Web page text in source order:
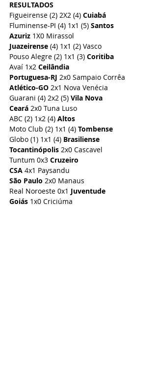
RESULTADOS
Figueirense (2) 2X2 (4) Cuiabá
Fluminense-PI (4) 1x1 (5) Santos
Azuriz 1X0 Mirassol
Juazeirense (4) 1x1 (2) Vasco
Pouso Alegre (2) 1x1 (3) Coritiba
Avaí 1x2 Ceilândia
Portuguesa-RJ 2x0 Sampaio Corrêa
Atlético-GO 2x1 Nova Venécia
Guarani (4) 2x2 (5) Vila Nova
Ceará 2x0 Tuna Luso
ABC (2) 1x2 (4) Altos
Moto Club (2) 1x1 (4) Tombense
Globo (1) 1x1 (4) Brasiliense
Tocantinópolis 2x0 Cascavel
Tuntum 0x3 Cruzeiro
CSA 4x1 Paysandu
São Paulo 2x0 Manaus
Real Noroeste 0x1 Juventude
Goiás 1x0 Criciúma